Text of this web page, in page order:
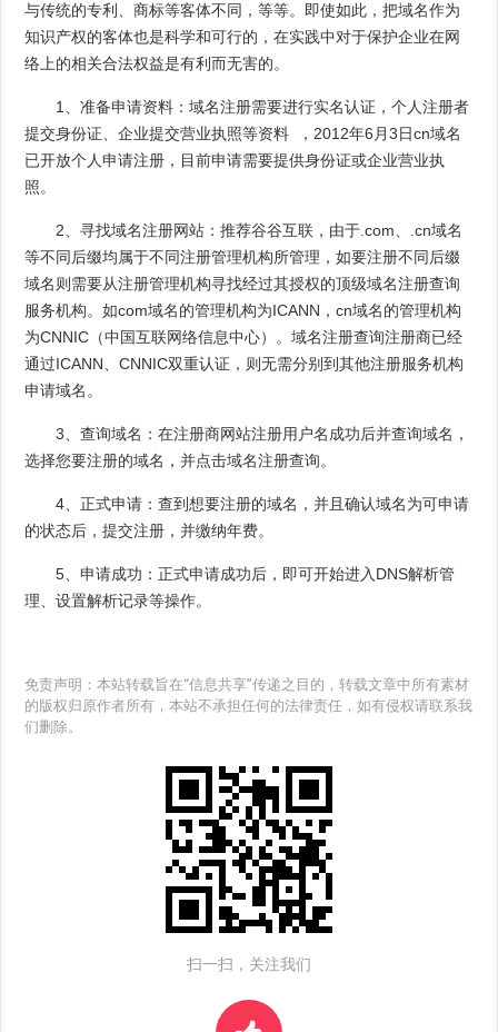
与传统的专利、商标等客体不同，等等。即使如此，把域名作为
知识产权的客体也是科学和可行的，在实践中对于保护企业在网
络上的相关合法权益是有利而无害的。
1、准备申请资料：域名注册需要进行实名认证，个人注册者
提交身份证、企业提交营业执照等资料 ，2012年6月3日cn域名
已开放个人申请注册，目前申请需要提供身份证或企业营业执
照。
2、寻找域名注册网站：推荐谷谷互联，由于.com、.cn域名
等不同后缀均属于不同注册管理机构所管理，如要注册不同后缀
域名则需要从注册管理机构寻找经过其授权的顶级域名注册查询
服务机构。如com域名的管理机构为ICANN，cn域名的管理机构
为CNNIC（中国互联网络信息中心）。域名注册查询注册商已经
通过ICANN、CNNIC双重认证，则无需分别到其他注册服务机构
申请域名。
3、查询域名：在注册商网站注册用户名成功后并查询域名，
选择您要注册的域名，并点击域名注册查询。
4、正式申请：查到想要注册的域名，并且确认域名为可申请
的状态后，提交注册，并缴纳年费。
5、申请成功：正式申请成功后，即可开始进入DNS解析管
理、设置解析记录等操作。
免责声明：本站转载旨在“信息共享”传递之目的，转载文章中所有素材
的版权归原作者所有，本站不承担任何的法律责任，如有侵权请联系我
们删除。
扫一扫，关注我们